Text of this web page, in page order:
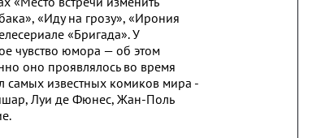
«Иду на грозу», «Ирония
«Бригада». У
чувство юмора — об этом
оно проявлялось во время
самых известных комиков мира -
Луи де Фюнес, Жан-Поль